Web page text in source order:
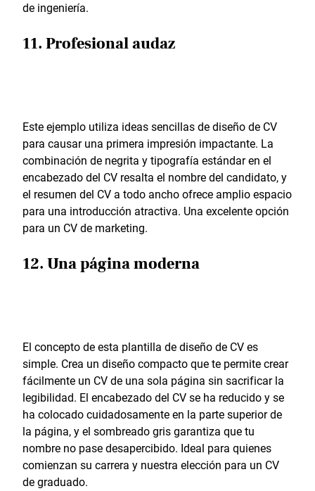
de ingeniería.
11. Profesional audaz
Este ejemplo utiliza ideas sencillas de diseño de CV
para causar una primera impresión impactante. La
combinación de negrita y tipografía estándar en el
encabezado del CV resalta el nombre del candidato, y
el resumen del CV a todo ancho ofrece amplio espacio
para una introducción atractiva. Una excelente opción
para un CV de marketing.
12. Una página moderna
El concepto de esta plantilla de diseño de CV es
simple. Crea un diseño compacto que te permite crear
fácilmente un CV de una sola página sin sacrificar la
legibilidad. El encabezado del CV se ha reducido y se
ha colocado cuidadosamente en la parte superior de
la página, y el sombreado gris garantiza que tu
nombre no pase desapercibido. Ideal para quienes
comienzan su carrera y nuestra elección para un CV
de graduado.